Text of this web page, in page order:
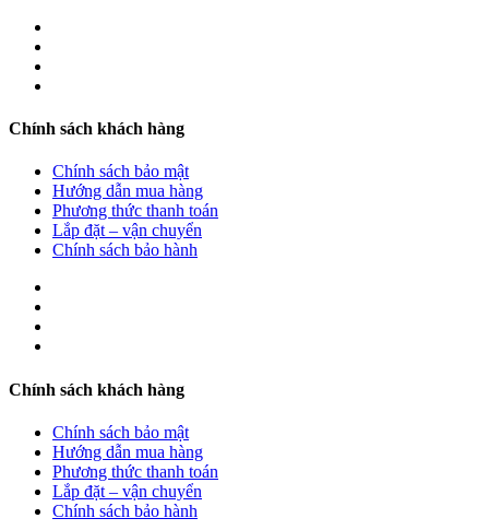
Chính sách khách hàng
Chính sách bảo mật
Hướng dẫn mua hàng
Phương thức thanh toán
Lắp đặt – vận chuyển
Chính sách bảo hành
Chính sách khách hàng
Chính sách bảo mật
Hướng dẫn mua hàng
Phương thức thanh toán
Lắp đặt – vận chuyển
Chính sách bảo hành